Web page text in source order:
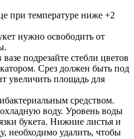
при температуре ниже +2
нужно освободить от
подрезайте стебли цветов
Срез должен быть под
увеличить площадь для
средством.
воду. Уровень воды
букета. Нижние листья и
необходимо удалить, чтобы